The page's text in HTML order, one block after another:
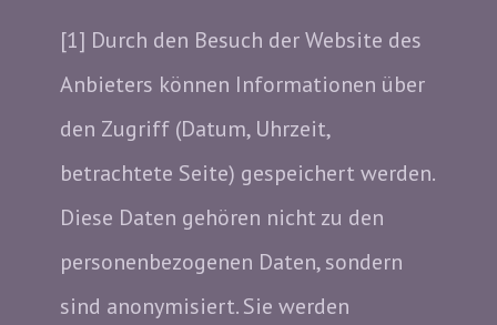
[1] Durch den Besuch der Website des
Anbieters können Informationen über
den Zugriff (Datum, Uhrzeit,
betrachtete Seite) gespeichert werden.
Diese Daten gehören nicht zu den
personenbezogenen Daten, sondern
sind anonymisiert. Sie werden